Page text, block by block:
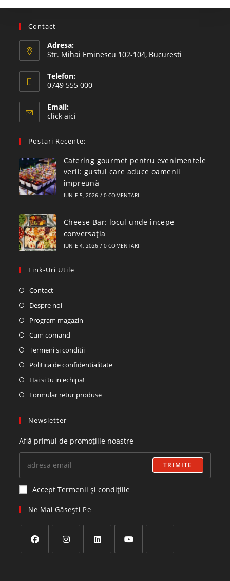
Contact
Adresa:
Str. Mihai Eminescu 102-104, Bucuresti
Telefon:
0749 555 000
Email:
click aici
Postari Recente:
Catering gourmet pentru evenimentele
verii: gustul care aduce oamenii
împreună
IUNIE 5, 2026 / 0 COMENTARII
Cheese Bar: locul unde începe
conversația
IUNIE 4, 2026 / 0 COMENTARII
Link-Uri Utile
Contact
Despre noi
Program magazin
Cum comand
Termeni si conditii
Politica de confidentialitate
Hai si tu in echipa!
Formular retur produse
Newsletter
Află primul de promoțiile noastre
TRIMITE
Accept Termenii și condițiile
Ne Mai Găsești Pe